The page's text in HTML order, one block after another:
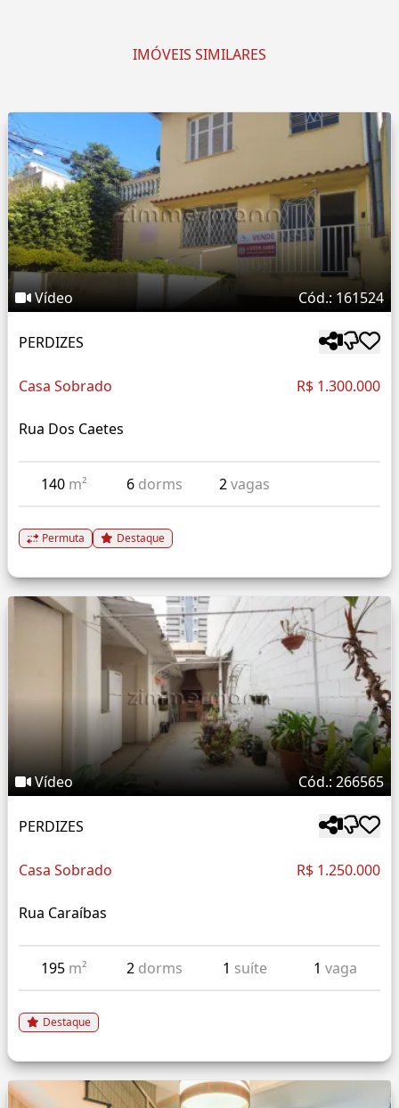
IMÓVEIS SIMILARES
Vídeo Cód.: 161524
PERDIZES
Casa Sobrado R$ 1.300.000
Rua Dos Caetes
140 m² 6 dorms 2vagas
Permuta Destaque
Vídeo Cód.: 266565
PERDIZES
Casa Sobrado R$ 1.250.000
Rua Caraíbas
195 m² 2 dorms 1 suíte 1 vaga
Destaque